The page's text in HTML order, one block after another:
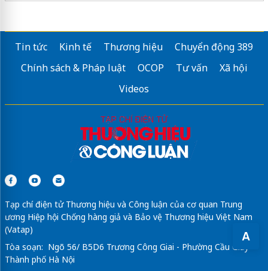
A
Tin tức Kinh tế Thương hiệu
Chuyển động 389
Chính sách & Pháp luật
OCOP Tư vấn
Xã hội
Videos
Tạp chí điện tử Thương hiệu và Công luận của cơ quan Trung
ương Hiệp hội Chống hàng giả và Bảo vệ Thương hiệu Việt Nam
(Vatap)
Tòa soạn: Ngõ 56/ B5D6 Trương Công Giai - Phường Cầu Giấy -
Thành phố Hà Nội